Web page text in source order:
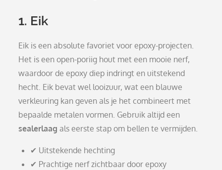
1. Eik
Eik is een absolute favoriet voor epoxy-projecten.
Het is een open-poriig hout met een mooie nerf,
waardoor de epoxy diep indringt en uitstekend
hecht. Eik bevat wel looizuur, wat een blauwe
verkleuring kan geven als je het combineert met
bepaalde metalen vormen. Gebruik altijd een
sealerlaag als eerste stap om bellen te vermijden.
✔ Uitstekende hechting
✔ Prachtige nerf zichtbaar door epoxy